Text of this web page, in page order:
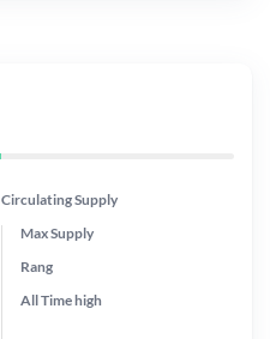
Circulating Supply
Max Supply
Rang
All Timehigh